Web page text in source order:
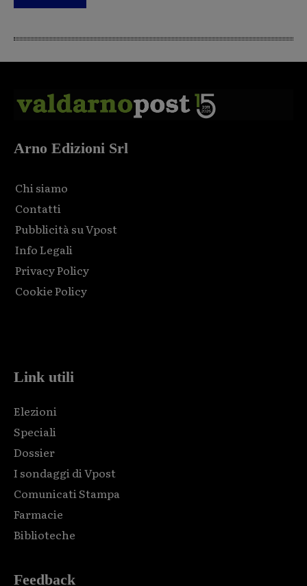
Arno Edizioni Srl
Chi siamo
Contatti
Pubblicità su Vpost
Info Legali
Privacy Policy
Cookie Policy
Link utili
Elezioni
Speciali
Dossier
I sondaggi di Vpost
Comunicati Stampa
Farmacie
Biblioteche
Feedback